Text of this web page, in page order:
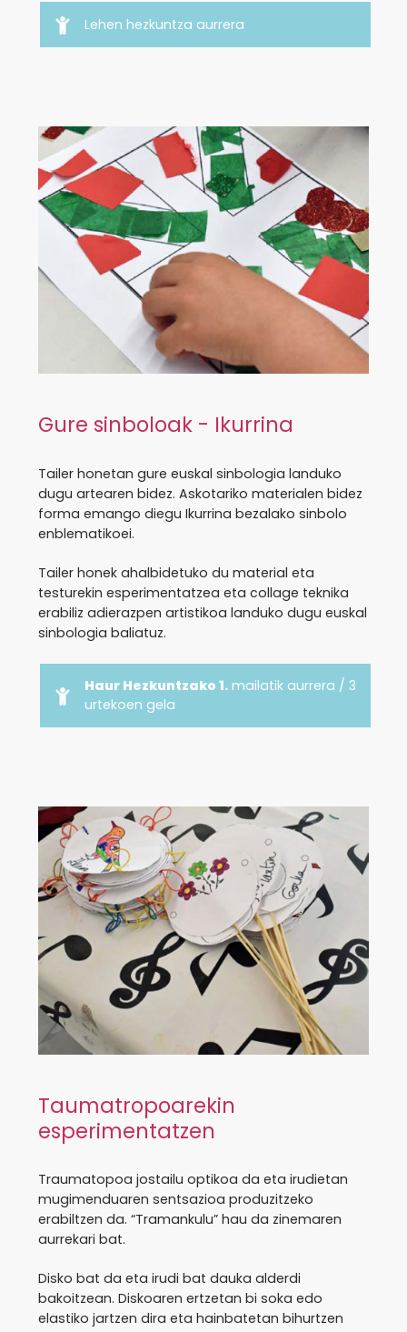
Lehen hezkuntza aurrera
Gure sinboloak - Ikurrina
Tailer honetan gure euskal sinbologia landuko
dugu artearen bidez. Askotariko materialen bidez
forma emango diegu Ikurrina bezalako sinbolo
enblematikoei.
Tailer honek ahalbidetuko du material eta
testurekin esperimentatzea eta collage teknika
erabiliz adierazpen artistikoa landuko dugu euskal
sinbologia baliatuz.
Haur Hezkuntzako 1.mailatik aurrera / 3
urtekoen gela
Taumatropoarekin
esperimentatzen
Traumatopoa jostailu optikoa da eta irudietan
mugimenduaren sentsazioa produzitzeko
erabiltzen da. “Tramankulu” hau da zinemaren
aurrekari bat.
Disko bat da eta irudi bat dauka alderdi
bakoitzean. Diskoaren ertzetan bi soka edo
elastiko jartzen dira eta hainbatetan bihurtzen